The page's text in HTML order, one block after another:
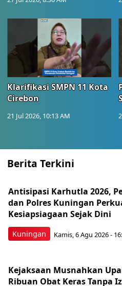
Klarifikasi SMPN 11 Kota
Cirebon
21 Jul 2026, 10:13 AM
Berita Terkini
Kuningan
Antisipasi Karhutla 2026,
dan Polres Kuningan
Kesiapsiagaan Sejak Dini
Kamis, 6 Agu 2026 -
Kejaksaan Musnahkan
Ribuan Obat Keras Tanpa